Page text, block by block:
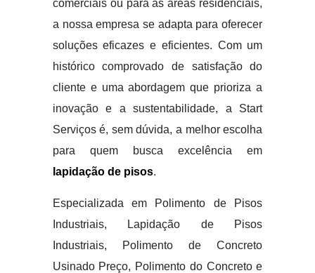
comerciais ou para as áreas residenciais,
a nossa empresa se adapta para oferecer
soluções eficazes e eficientes. Com um
histórico comprovado de satisfação do
cliente e uma abordagem que prioriza a
inovação e a sustentabilidade, a Start
Serviços é, sem dúvida, a melhor escolha
para quem busca excelência em
lapidação de pisos.
Especializada em Polimento de Pisos
Industriais, Lapidação de Pisos
Industriais, Polimento de Concreto
Usinado Preço, Polimento do Concreto e